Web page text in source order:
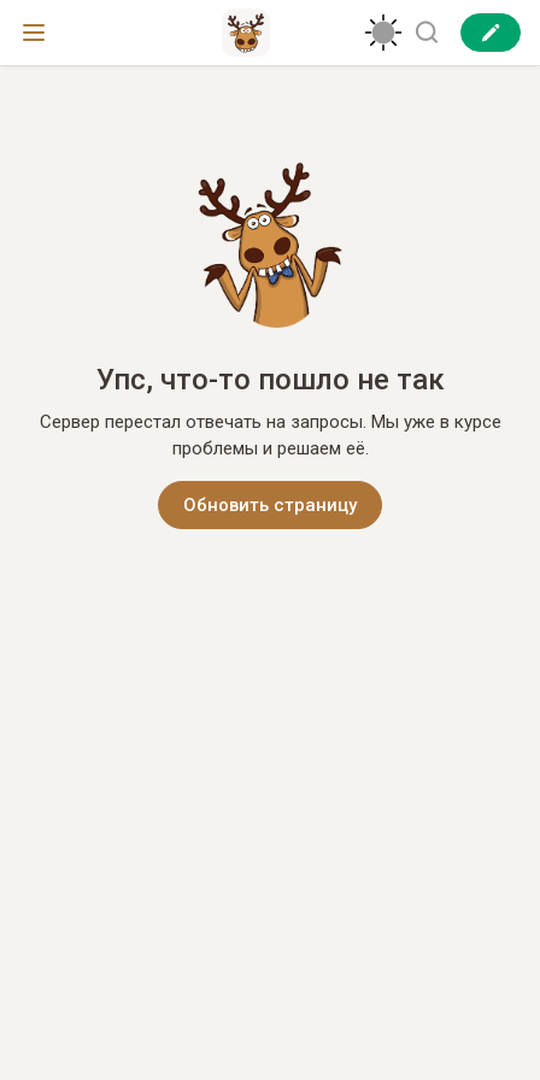
Упс, что-то пошло не так
Сервер перестал отвечать на запросы. Мы уже в курсе
проблемы и решаем её.
Обновить страницу